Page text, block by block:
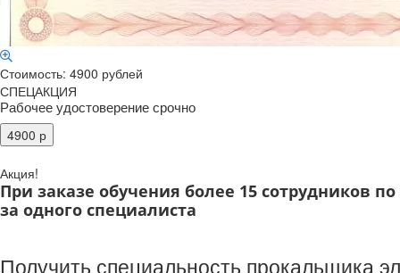
Стоимость: 4900 рублей
СПЕЦАКЦИЯ
Рабочее удостоверение срочно
Акция!
При заказе обучения более 15 сотрудников
за одного специалиста
Получить специальность прокальщика